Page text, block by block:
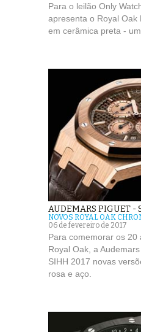
Para o leilão Only
apresenta o Royal Oak
em cerâmica preta -
AUDEMARS PIGUET -
NOVOS ROYAL OAK
06 de fevereiro de 2017
Para comemorar os 20
Royal Oak, a
SIHH 2017 novas
rosa e aço.